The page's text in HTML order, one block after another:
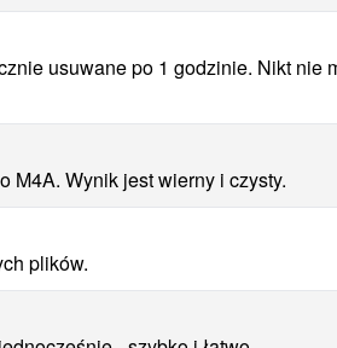
usuwane po 1 godzinie. Nikt nie
M4A. Wynik jest wierny i czysty.
plików.